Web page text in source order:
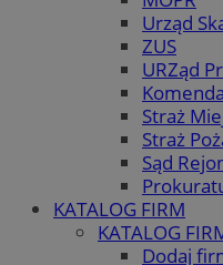
Urząd
ZUS
URZąd
Straż
Straż
Sąd
KATALOG FIRM
KATALOG
Dodaj